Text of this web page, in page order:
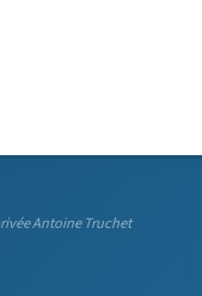
Antoine Truchet